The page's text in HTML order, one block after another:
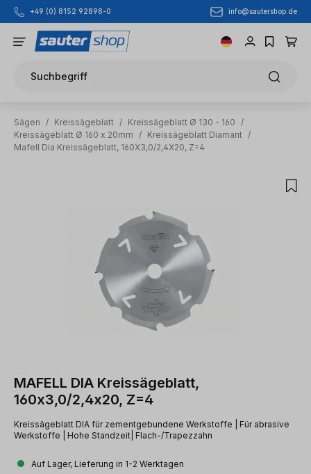
Zum Hauptinhalt springen
+49 (0) 8152 92898-0 info@sautershop.de
Suchbegriff
Sägen / Kreissägeblatt / Kreissägeblatt Ø 130 - 160
/
Kreissägeblatt Ø 160 x 20mm
/ Kreissägeblatt Diamant /
Mafell Dia Kreissägeblatt, 160X3,0/2,4X20, Z=4
MAFELL DIA Kreissägeblatt,
160x3,0/2,4x20, Z=4
Kreissägeblatt DIA für zementgebundene Werkstoffe | Für abrasive
Werkstoffe | Hohe Standzeit| Flach-/Trapezzahn
Auf Lager, Lieferung in 1-2 Werktagen